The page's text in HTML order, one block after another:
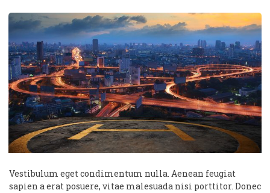
Vestibulum eget condimentum nulla. Aenean feugiat
sapien a erat posuere, vitae malesuada nisi porttitor. Donec